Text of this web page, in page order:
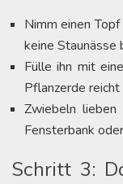
Nimm einen
keine Staunässe
Fülle ihn mit
Pflanzerde reicht
Zwiebeln
Fensterbank
Schritt 3: